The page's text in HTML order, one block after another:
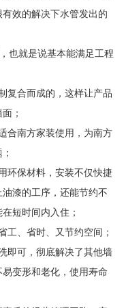
效的解决下水管发出的
也就是说基本能满足工程
复合而成的，这样让产品
；
合南方家装使用，为南方
环保材料，安装不仅快捷
漆的工序，还能节约不
短时间内入住；
工、省时、又节约空间；
即可，彻底解决了其他墙
变形和老化，使用寿命